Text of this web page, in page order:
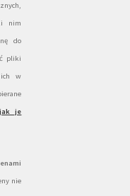
nim
do
pliki
ich w
je
nie